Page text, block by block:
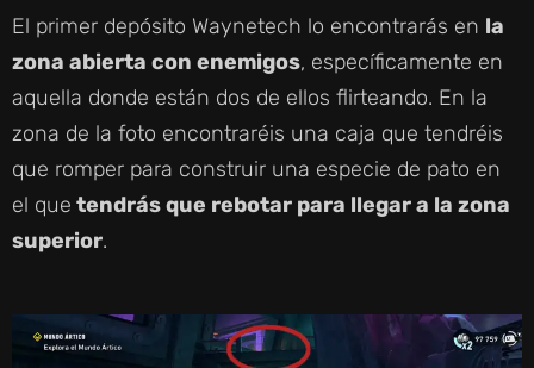
El primer depósito Waynetech lo encontrarás en la
zona abierta con enemigos, específicamente en
aquella donde están dos de ellos flirteando. En la
zona de la foto encontraréis una caja que tendréis
que romper para construir una especie de pato en
el que tendrás que rebotar para llegar a la zona
superior.